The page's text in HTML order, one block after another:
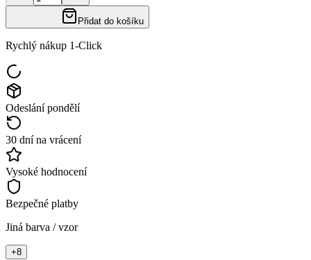
Přidat do košíku
Rychlý nákup 1-Click
Odeslání pondělí
30 dní na vrácení
Vysoké hodnocení
Bezpečné platby
Jiná barva / vzor
+8